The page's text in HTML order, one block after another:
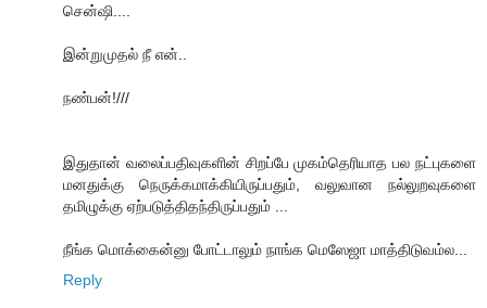
சென்ஷி....
இன்றுமுதல் நீ என்..
நண்பன்!///
இதுதான் வலைப்பதிவுகளின் சிறப்பே முகம்தெரியாத பல நட்புகளை
மனதுக்கு நெருக்கமாக்கியிருப்பதும், வலுவான நல்லுறவுகளை
தமிழுக்கு ஏற்படுத்திதந்திருப்பதும் ...
நீங்க மொக்கைன்னு போட்டாலும் நாங்க மெஸேஜா மாத்திடுவம்ல...
Reply